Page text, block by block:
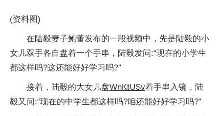
(资料图)
在陆毅妻子鲍蕾发布的一段视频中，先是陆毅的小
女儿双手各自盘着一个手串，陆毅发问:“现在的小学生
都这样吗?这还能好好学习吗?”
接着，陆毅的大女儿盘WnKtUSv着手串入镜，陆
毅又问:“现在的中学生都这样吗?咱还能好好学习吗?”